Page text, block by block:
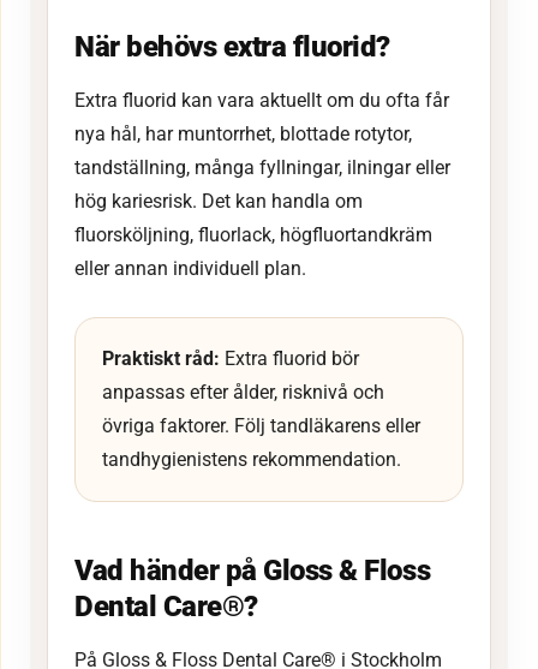
När behövs extra fluorid?
Extra fluorid kan vara aktuellt om du ofta får
nya hål, har muntorrhet, blottade rotytor,
tandställning, många fyllningar, ilningar eller
hög kariesrisk. Det kan handla om
fluorsköljning, fluorlack, högfluortandkräm
eller annan individuell plan.
Praktiskt råd: Extra fluorid bör
anpassas efter ålder, risknivå och
övriga faktorer. Följ tandläkarens eller
tandhygienistens rekommendation.
Vad händer på Gloss & Floss
Dental Care®?
På Gloss & Floss Dental Care® i Stockholm